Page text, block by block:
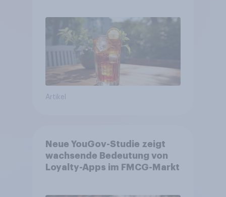
Artikel
Neue YouGov-Studie zeigt
wachsende Bedeutung von
Loyalty-Apps im FMCG-Markt